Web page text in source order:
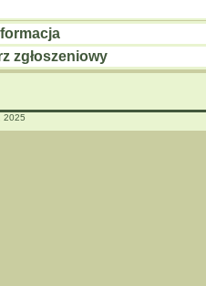
zgłoszeniowy
2025